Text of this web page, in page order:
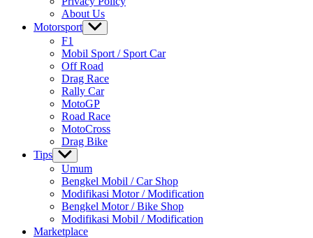
About Us
Motorsport Show
sub
menu
F1
Mobil Sport / Sport Car
Off Road
Drag Race
Rally Car
MotoGP
Road Race
MotoCross
Drag Bike
Tips Show
sub
menu
Umum
Bengkel Mobil / Car Shop
Modifikasi Motor / Modification
Bengkel Motor / Bike Shop
Modifikasi Mobil / Modification
Marketplace